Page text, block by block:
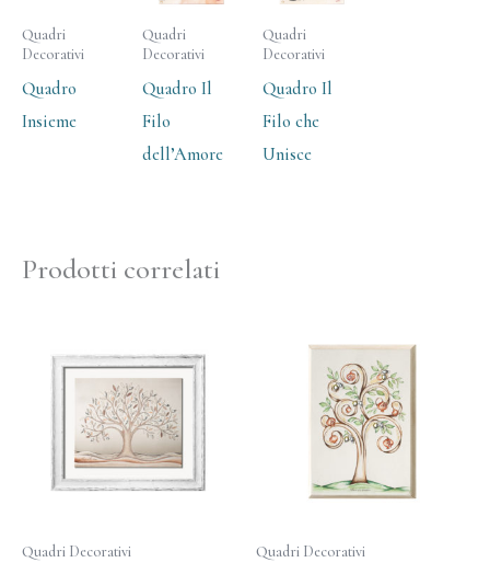
Quadri
Decorativi
Quadro
Insieme
Quadri
Decorativi
Quadro Il
Filo
dell’Amore
Quadri
Decorativi
Quadro Il
Filo che
Unisce
Prodotti correlati
Quadri Decorativi Quadri Decorativi